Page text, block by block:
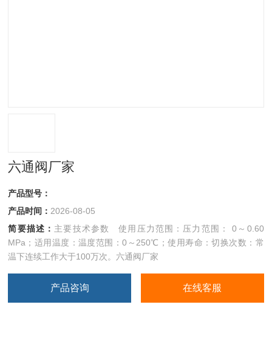
六通阀厂家
产品型号：
产品时间： 2026-08-05
简要描述： 主要技术参数 使用压力范围：压力范围： 0～0.60
MPa；适用温度：温度范围：0～250℃；使用寿命：切换次数：常
温下连续工作大于100万次。六通阀厂家
产品咨询 在线客服